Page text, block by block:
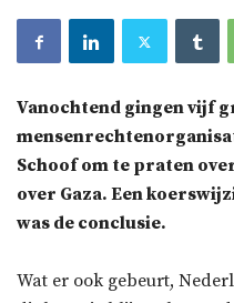
Vanochtend gingen vijf
Schoof om te praten
over Gaza. Een
was de conclusie.
Wat er ook gebeurt,